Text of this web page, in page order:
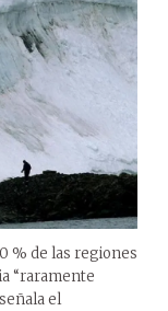
% de las regiones
“raramente
el